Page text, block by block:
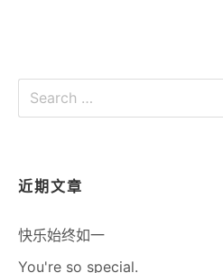
Search
近期文章
快乐始终如一
You're so special.